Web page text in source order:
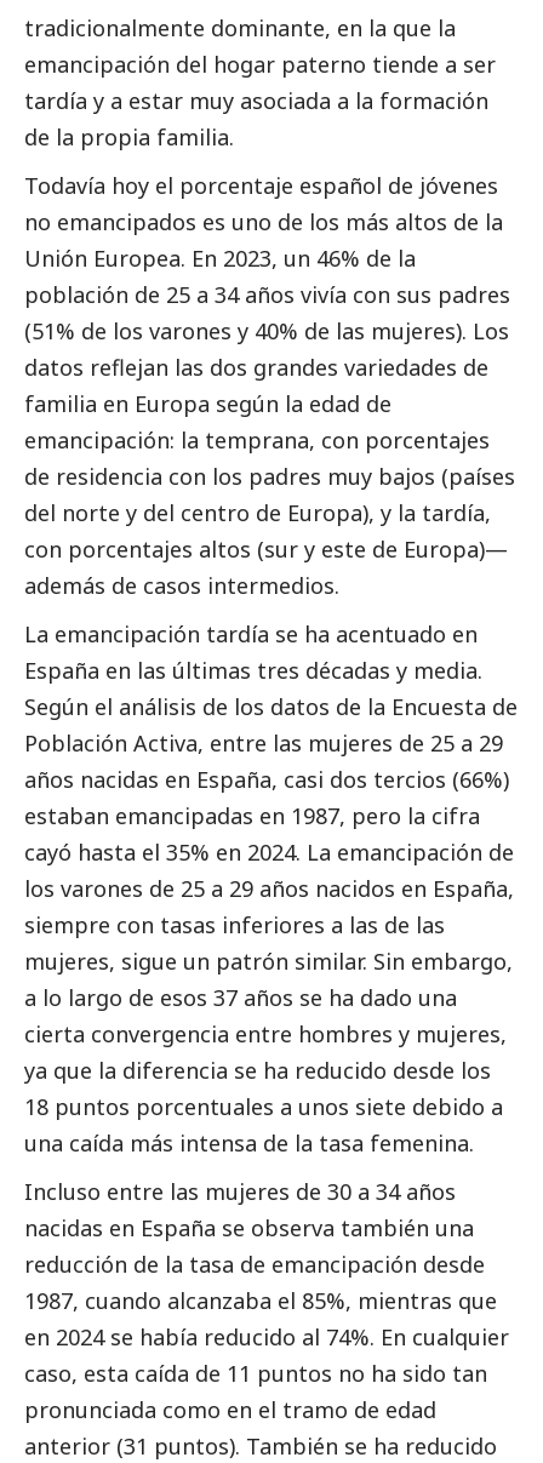
tradicionalmente dominante, en la que la
emancipación del hogar paterno tiende a ser
tardía y a estar muy asociada a la formación
de la propia familia.
Todavía hoy el porcentaje español de jóvenes
no emancipados es uno de los más altos de la
Unión Europea. En 2023, un 46% de la
población de 25 a 34 años vivía con sus padres
(51% de los varones y 40% de las mujeres). Los
datos reflejan las dos grandes variedades de
familia en Europa según la edad de
emancipación: la temprana, con porcentajes
de residencia con los padres muy bajos (países
del norte y del centro de Europa), y la tardía,
con porcentajes altos (sur y este de Europa)—
además de casos intermedios.
La emancipación tardía se ha acentuado en
España en las últimas tres décadas y media.
Según el análisis de los datos de la Encuesta de
Población Activa, entre las mujeres de 25 a 29
años nacidas en España, casi dos tercios (66%)
estaban emancipadas en 1987, pero la cifra
cayó hasta el 35% en 2024. La emancipación de
los varones de 25 a 29 años nacidos en España,
siempre con tasas inferiores a las de las
mujeres, sigue un patrón similar. Sin embargo,
a lo largo de esos 37 años se ha dado una
cierta convergencia entre hombres y mujeres,
ya que la diferencia se ha reducido desde los
18 puntos porcentuales a unos siete debido a
una caída más intensa de la tasa femenina.
Incluso entre las mujeres de 30 a 34 años
nacidas en España se observa también una
reducción de la tasa de emancipación desde
1987, cuando alcanzaba el 85%, mientras que
en 2024 se había reducido al 74%. En cualquier
caso, esta caída de 11 puntos no ha sido tan
pronunciada como en el tramo de edad
anterior (31 puntos). También se ha reducido